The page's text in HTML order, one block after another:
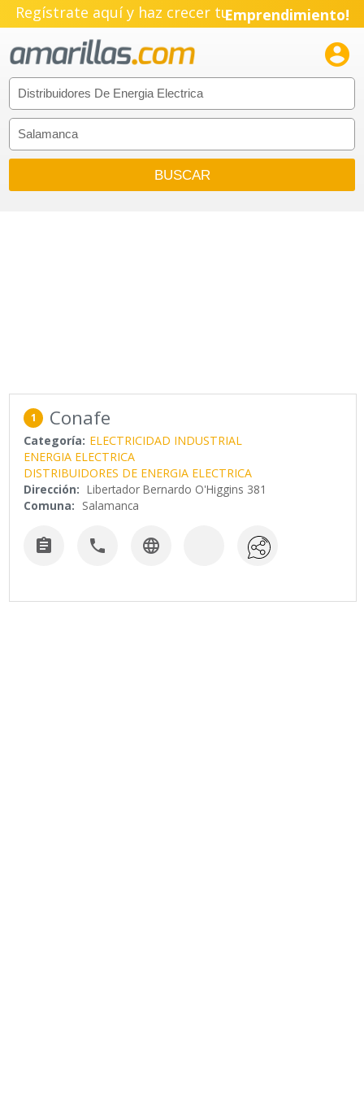
Regístrate aquí y haz crecer tuEmprendimiento!

1 Conafe
Categoría: ELECTRICIDAD INDUSTRIAL
ENERGIA ELECTRICA
DISTRIBUIDORES DE ENERGIA ELECTRICA
Dirección: Libertador Bernardo O'Higgins 381
Comuna: Salamanca
  